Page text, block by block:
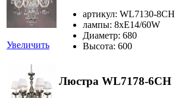
Увеличить
артикул: WL7130-8CH
лампы: 8xE14/60W
Диаметр: 680
Высота: 600
Люстра WL7178-6CH